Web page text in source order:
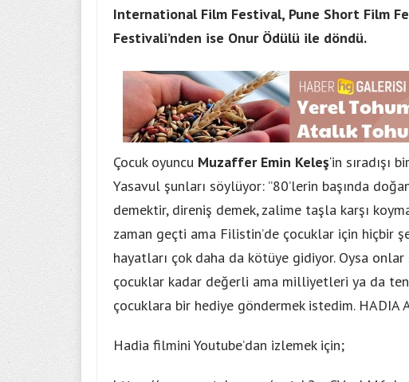
International Film Festival, Pune Short Film
Festivali’nden ise Onur Ödülü ile döndü.
Çocuk oyuncu Muzaffer Emin Keleş‘in
Yasavul şunları söylüyor: ”80’lerin başında
demektir, direniş demek, zalime taşla karşı
zaman geçti ama Filistin’de çocuklar için
hayatları çok daha da kötüye gidiyor. Oysa
çocuklar kadar değerli ama milliyetleri ya da ten
çocuklara bir hediye göndermek istedim. HADIA
Hadia filmini Youtube’dan izlemek için;